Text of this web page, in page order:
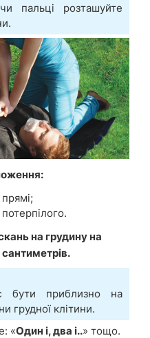
пальці розташуйте
на грудину на
бути приблизно на
грудної клітини.
«Один і, два і..» тощо.